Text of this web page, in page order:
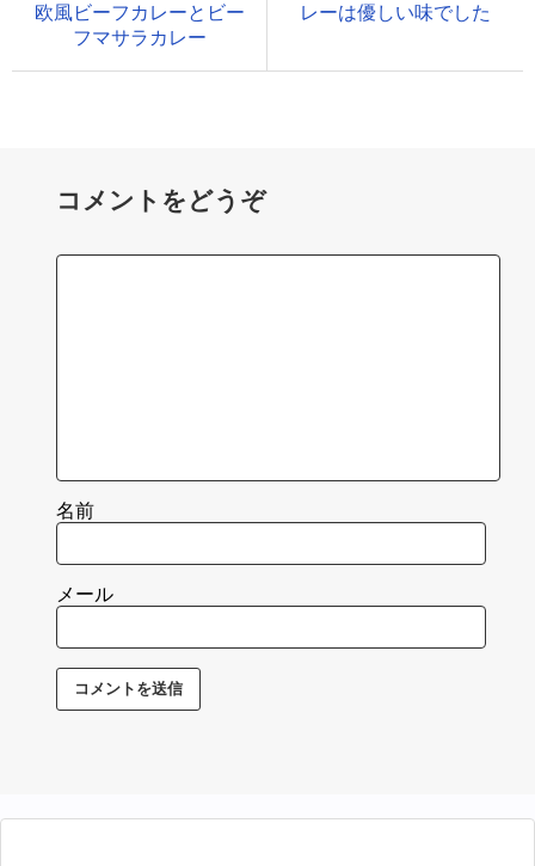
欧風ビーフカレーとビー
フマサラカレー
レーは優しい味でした
コメントをどうぞ
名前
メール